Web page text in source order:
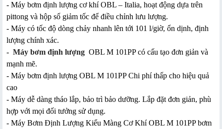
- Máy bơm định lượng cơ khí OBL – Italia, hoạt động dựa trên
pittong và hộp số giảm tốc để điều chỉnh lưu lượng.
- Máy có tốc độ dòng chảy nhanh lên tới 101 l/giờ, ổn dịnh, định
lượng chính xác.
- Máy bơm định lượng OBL M 101PP có cấu tạo đơn giản và
mạnh mẽ.
- Máy bơm định lượng OBL M 101PP Chi phí thấp cho hiệu quả
cao
- Máy dễ dàng tháo lắp, bảo trì bảo dưỡng. Lắp đặt đơn giản, phù
hợp với mọi đối tưởng sử dụng.
- Máy Bơm Định Lượng Kiểu Màng Cơ Khí OBL M 101PP bơm